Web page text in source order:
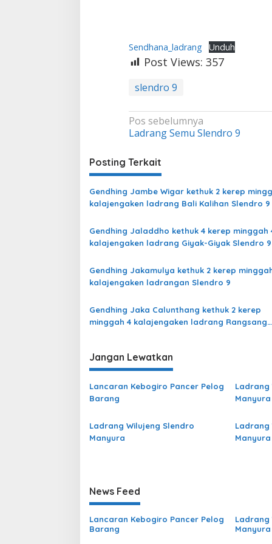
Sendhana_ladrang Unduh
Post Views: 357
slendro 9
Navigasi
pos
Pos sebelumnya
Ladrang Semu Slendro 9
Posting Terkait
Gendhing Jambe Wigar kethuk 2 kerep
kalajengaken ladrang Bali Kalihan Slendro 9
Gendhing Jaladdho kethuk 4 kerep minggah
kalajengaken ladrang Giyak-Giyak Slendro 9
Gendhing Jakamulya kethuk 2 kerep
kalajengaken ladrangan Slendro 9
Gendhing Jaka Calunthang kethuk 2 kerep
minggah 4 kalajengaken ladrang Rangsang
Jangan Lewatkan
Lancaran Kebogiro Pancer Pelog
Barang
Ladrang
Manyura
Ladrang Wilujeng Slendro
Manyura
Ladrang
Manyura
News Feed
Lancaran Kebogiro Pancer Pelog
Barang
Ladrang
Manyura